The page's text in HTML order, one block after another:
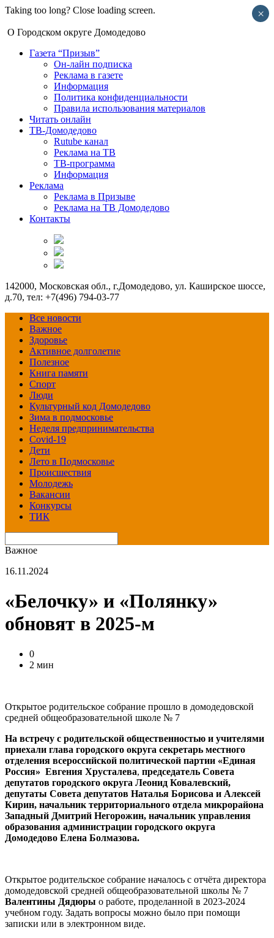
Taking too long? Close loading screen.
О Городском округе Домодедово
Газета “Призыв”
Он-лайн подписка
Реклама в газете
Информация
Политика конфиденциальности
Правила использования материалов
Читать онлайн
ТВ-Домодедово
Rutube канал
Реклама на ТВ
ТВ-программа
Информация
Реклама
Реклама в Призыве
Реклама на ТВ Домодедово
Контакты
142000, Московская обл., г.Домодедово, ул. Каширское шоссе,
д.70, тел: +7(496) 794-03-77
Все новости
Важное
Здоровье
Активное долголетие
Полезное
Книга памяти
Спорт
Люди
Культурный код Домодедово
Зима в подмосковье
Неделя предпринимательства
Covid-19
Дети
Лето в Подмосковье
Происшествия
Молодежь
Вакансии
Конкурсы
ТИК
Важное
16.11.2024
«Белочку» и «Полянку»
обновят в 2025-м
0
2 мин
Открытое родительское собрание прошло в домодедовской
средней общеобразовательной школе № 7
На встречу с родительской общественностью и учителями
приехали глава городского округа секретарь местного
отделения всероссийской политической партии «Единая
Россия» Евгения Хрусталева, председатель Совета
депутатов городского округа Леонид Ковалевский,
депутаты Совета депутатов Наталья Борисова и Алексей
Кирин, начальник территориального отдела микрорайона
Западный Дмитрий Негорожин, начальник управления
образования администрации городского округа
Домодедово Елена Болмазова.
Открытое родительское собрание началось с отчёта директора
домодедовской средней общеобразовательной школы № 7
Валентины Дядюры о работе, проделанной в 2023-2024
учебном году. Задать вопросы можно было при помощи
записки или в электронном виде.
×